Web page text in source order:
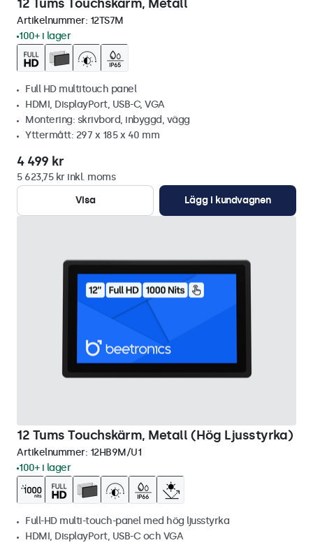
12 Tums Touchskärm, Metall
Artikelnummer: 12TS7M
100+ i lager
Full HD multitouch panel
HDMI, DisplayPort, USB-C, VGA
Montering: skrivbord, inbyggd, vägg
Yttermått: 297 x 185 x 40 mm
4 499 kr
5 623,75 kr inkl. moms
Visa
Lägg i kundvagnen
12 Tums Touchskärm, Metall (Hög Ljusstyrka)
Artikelnummer: 12HB9M/U1
100+ i lager
Full-HD multi-touch-panel med hög ljusstyrka
HDMI, DisplayPort, USB-C och VGA